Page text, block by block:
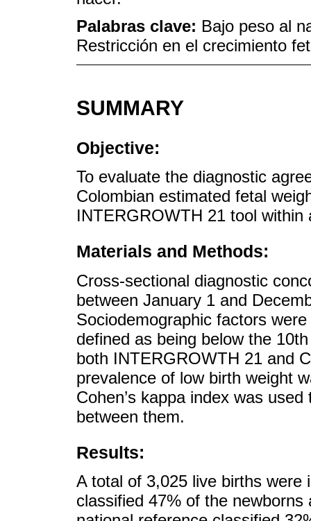
Palabras clave: Bajo peso al
Restricción en el crecimiento
SUMMARY
Objective:
To evaluate the diagnostic
Colombian estimated fetal
INTERGROWTH 21 tool within
Materials and Methods:
Cross-sectional diagnostic
between January 1 and
Sociodemographic factors
defined as being below the
both INTERGROWTH 21 and
prevalence of low birth weight
Cohen’s kappa index was
between them.
Results:
A total of 3,025 live births
classified 47% of the